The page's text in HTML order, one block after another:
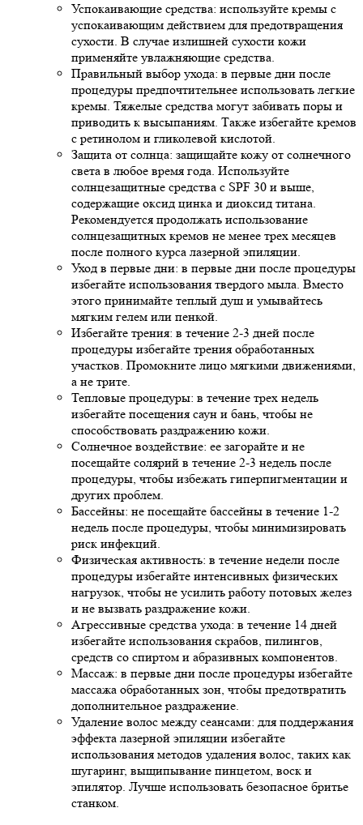
Успокаивающие средства: используйте кремы с
успокаивающим действием для предотвращения
сухости. В случае излишней сухости кожи
применяйте увлажняющие средства.
Правильный выбор ухода: в первые дни после
процедуры предпочтительнее использовать легкие
кремы. Тяжелые средства могут забивать поры и
приводить к высыпаниям. Также избегайте кремов
с ретинолом и гликолевой кислотой.
Защита от солнца: защищайте кожу от солнечного
света в любое время года. Используйте
солнцезащитные средства с SPF 30 и выше,
содержащие оксид цинка и диоксид титана.
Рекомендуется продолжать использование
солнцезащитных кремов не менее трех месяцев
после полного курса лазерной эпиляции.
Уход в первые дни: в первые дни после процедуры
избегайте использования твердого мыла. Вместо
этого принимайте теплый душ и умывайтесь
мягким гелем или пенкой.
Избегайте трения: в течение 2-3 дней после
процедуры избегайте трения обработанных
участков. Промокните лицо мягкими движениями,
а не трите.
Тепловые процедуры: в течение трех недель
избегайте посещения саун и бань, чтобы не
способствовать раздражению кожи.
Солнечное воздействие: ее загорайте и не
посещайте солярий в течение 2-3 недель после
процедуры, чтобы избежать гиперпигментации и
других проблем.
Бассейны: не посещайте бассейны в течение 1-2
недель после процедуры, чтобы минимизировать
риск инфекций.
Физическая активность: в течение недели после
процедуры избегайте интенсивных физических
нагрузок, чтобы не усилить работу потовых желез
и не вызвать раздражение кожи.
Агрессивные средства ухода: в течение 14 дней
избегайте использования скрабов, пилингов,
средств со спиртом и абразивных компонентов.
Массаж: в первые дни после процедуры избегайте
массажа обработанных зон, чтобы предотвратить
дополнительное раздражение.
Удаление волос между сеансами: для поддержания
эффекта лазерной эпиляции избегайте
использования методов удаления волос, таких как
шугаринг, выщипывание пинцетом, воск и
эпилятор. Лучше использовать безопасное бритье
станком.